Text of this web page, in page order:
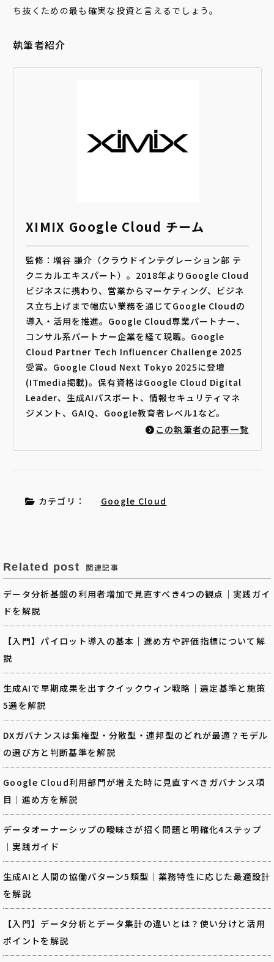
ち抜くための最も確実な投資と言えるでしょう。
執筆者紹介
XIMIX Google Cloud チーム
監修：増谷 謙介（クラウドインテグレーション部 テ
クニカルエキスパート）。2018年よりGoogle Cloud
ビジネスに携わり、営業からマーケティング、ビジネ
ス立ち上げまで幅広い業務を通じてGoogle Cloudの
導入・活用を推進。Google Cloud専業パートナー、
コンサル系パートナー企業を経て現職。Google
Cloud Partner Tech Influencer Challenge 2025
受賞。Google Cloud Next Tokyo 2025に登壇
(ITmedia掲載)。保有資格はGoogle Cloud Digital
Leader、生成AIパスポート、情報セキュリティマネ
ジメント、GAIQ、Google教育者レベル1など。
この執筆者の記事一覧
カテゴリ： Google Cloud
Related post 関連記事
データ分析基盤の利用者増加で見直すべき4つの観点｜実践ガイ
ドを解説
【入門】パイロット導入の基本｜進め方や評価指標について解
説
生成AIで早期成果を出すクイックウィン戦略｜選定基準と施策
5選を解説
DXガバナンスは集権型・分散型・連邦型のどれが最適？モデル
の選び方と判断基準を解説
Google Cloud利用部門が増えた時に見直すべきガバナンス項
目｜進め方を解説
データオーナーシップの曖昧さが招く問題と明確化4ステップ
｜実践ガイド
生成AIと人間の協働パターン5類型｜業務特性に応じた最適設計
を解説
【入門】データ分析とデータ集計の違いとは？使い分けと活用
ポイントを解説